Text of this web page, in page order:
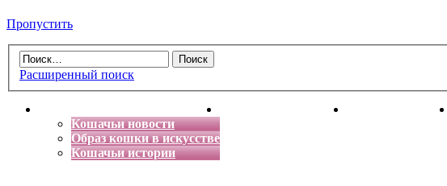
Пропустить
Расширенный поиск
Кошачьи новости
Образ кошки в искусстве
Кошачьи истории
Энциклопедия кошек Детская фантазия